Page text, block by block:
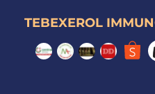
TEBEXEROL